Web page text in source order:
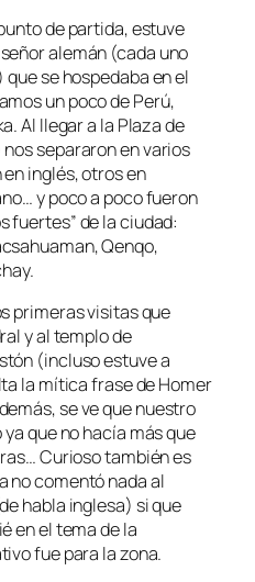
de partida, estuve
alemán (cada uno
se hospedaba en el
un poco de Perú,
Al llegar a la Plaza de
separaron en varios
inglés, otros en
y poco a poco fueron
fuertes” de la ciudad:
Qenqo,
primeras visitas que
y al templo de
(incluso estuve a
la mítica frase de Homer
se ve que nuestro
que no hacía más que
Curioso también es
no comentó nada al
habla inglesa) si que
en el tema de la
fue para la zona.